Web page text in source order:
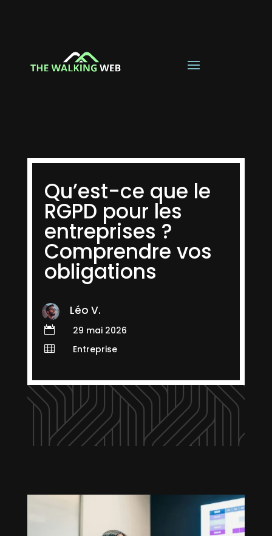
Qu’est-ce que le
RGPD pour les
entreprises ?
Comprendre vos
obligations
Léo V.
 29 mai 2026
 Entreprise